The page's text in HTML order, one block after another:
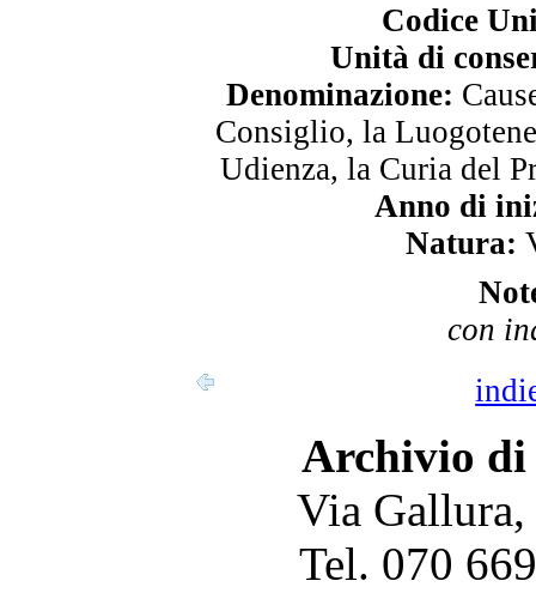
Codice
Unità di
Denominazione:
Consiglio, la
Udienza, la Curia del
Anno di
Natura:
con
Archivio
Via
Tel. 070